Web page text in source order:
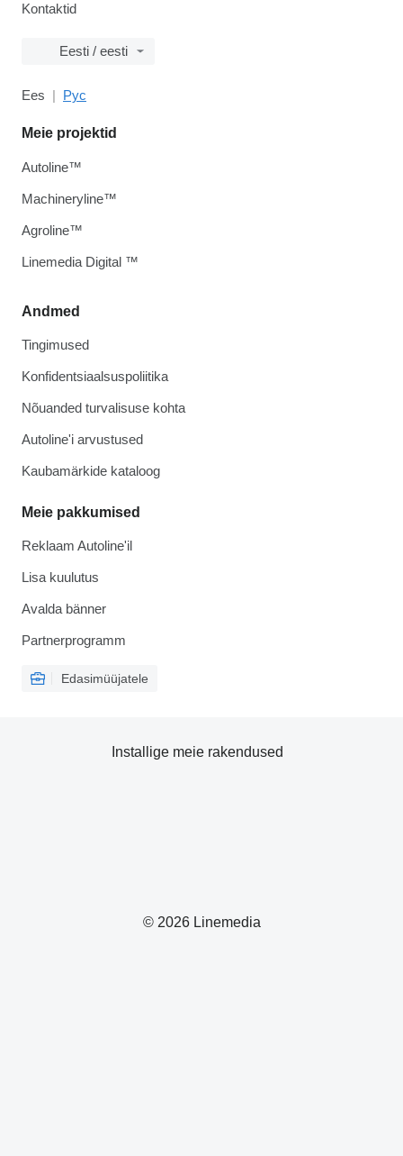
Kontaktid
Eesti / eesti
Ees Рус
Andmed
Tingimused
Konfidentsiaalsuspoliitika
Nõuanded turvalisuse kohta
Autoline'i arvustused
Kaubamärkide kataloog
Meie pakkumised
Reklaam Autoline'il
Lisa kuulutus
Avalda bänner
Partnerprogramm
Edasimüüjatele
Meie projektid
Autoline™
Machineryline™
Agroline™
Linemedia Digital ™
© 2026 Linemedia
Installige meie rakendused